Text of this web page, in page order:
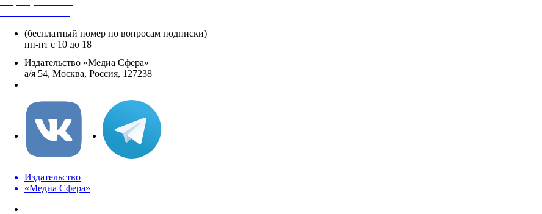
(бесплатный номер по вопросам подписки)
пн-пт с 10 до 18
Издательство «Медиа Сфера»
а/я 54, Москва, Россия, 127238
Издательство
«Медиа Сфера»